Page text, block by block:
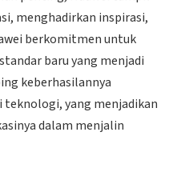
menghadirkan inspirasi,
berkomitmen untuk
baru yang menjadi
keberhasilannya
yang menjadikan
dalam menjalin